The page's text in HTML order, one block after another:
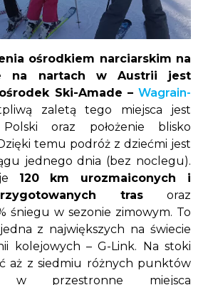
ośrodkiem narciarskim na
na nartach w Austrii jest
Ski-Amade – Wagrain-
zaletą tego miejsca jest
oraz położenie blisko
temu podróż z dziećmi jest
jednego dnia (bez noclegu).
120 km urozmaiconych i
tras oraz
śniegu w sezonie zimowym. To
z największych na świecie
kolejowych – G-Link. Na stoki
aż z siedmiu różnych punktów
w przestronne miejsca